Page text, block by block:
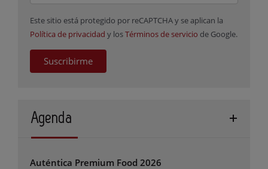
Este sitio está protegido por reCAPTCHA y se aplican la
Política de privacidad y losTérminos de servicio de Google.
Suscribirme
Agenda
Auténtica Premium Food 2026